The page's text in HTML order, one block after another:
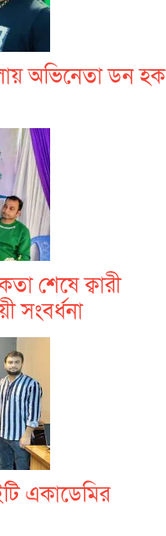
অভিনেতা ডন হক
শেষে ক্বারী
সংবর্ধনা
একাডেমির